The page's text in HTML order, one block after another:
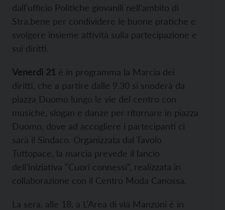
dall’ufficio Politiche giovanili nell’ambito di
Stra.bene per condividere le buone pratiche e
svolgere insieme attività sulla partecipazione e
sui diritti.
Venerdì 21 è in programma la Marcia dei
diritti, che a partire dalle 9.30 si snoderà da
piazza Duomo lungo le vie del centro con
musiche, slogan e danze per ritornare in piazza
Duomo, dove ad accogliere i partecipanti ci
sarà il Sindaco. Organizzata dal Tavolo
Tuttopace, la marcia prevede il lancio
dell’iniziativa “Cuori connessi”, realizzata in
collaborazione con il Centro Moda Canossa.
La sera, alle 18, a L’Area di via Manzoni è in